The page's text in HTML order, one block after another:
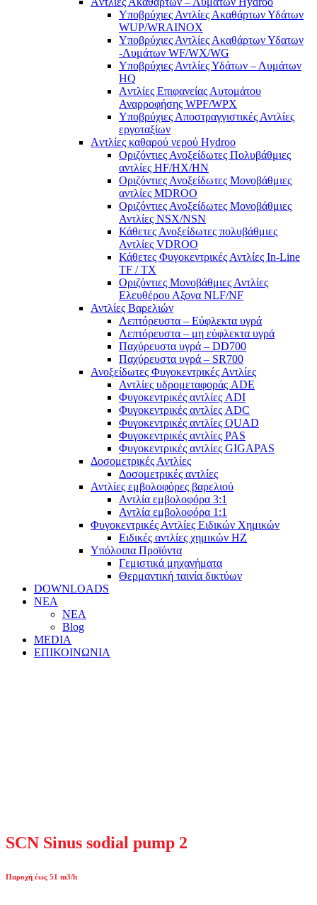
Υποβρύχιες Αντλίες Ακαθάρτων Υδάτων
WUP/WRAINOX
Υποβρύχιες Αντλίες Ακαθάρτων Υδατων
-Λυμάτων WF/WX/WG
Yποβρύχιες Αντλίες Υδάτων – Λυμάτων
ΗQ
Aντλίες Επιφανείας Αυτομάτου
Αναρροφήσης WPF/WPX
Υποβρύχιες Αποστραγγιστικές Αντλίες
εργοταξίων
Aντλίες καθαρού νερού Ηydroo
Οριζόντιες Ανοξείδωτες Πολυβάθμιες
αντλίες ΗF/HX/HN
Οριζόντιες Ανοξείδωτες Μονοβάθμιες
αντλίες ΜDROO
Οριζόντιες Ανοξείδωτες Μονοβάθμιες
Αντλίες ΝSX/NSN
Κάθετες Ανοξείδωτες πολυβάθμιες
Αντλίες VDROO
Κάθετες Φυγοκεντρικές Αντλίες In-Line
TF / TX
Oριζόντιες Μονοβάθμιες Αντλίες
Ελευθέρου Αξονα NLF/NF
Αντλίες Βαρελιών
Λεπτόρευστα – Εύφλεκτα υγρά
Λεπτόρευστα – μη εύφλεκτα υγρά
Παχύρευστα υγρά – DD700
Παχύρευστα υγρά – SR700
Ανοξείδωτες Φυγοκεντρικές Αντλίες
Αντλίες υδρομεταφοράς ADE
Φυγοκεντρικές αντλίες ADI
Φυγοκεντρικές αντλίες ADC
Φυγοκεντρικές αντλίες QUAD
Φυγοκεντρικές αντλίες PAS
Φυγοκεντρικές αντλίες GIGAPAS
Δοσομετρικές Αντλίες
Δοσομετρικές αντλίες
Αντλίες εμβολοφόρες βαρελιού
Αντλία εμβολοφόρα 3:1
Αντλία εμβολοφόρα 1:1
Φυγοκεντρικές Αντλίες Ειδικών Χημικών
Ειδικές αντλίες χημικών ΗΖ
Υπόλοιπα Προϊόντα
Γεμιστικά μηχανήματα
Θερμαντική ταινία δικτύων
DOWNLOADS
ΝΕΑ
ΝΕΑ
Blog
MEDIA
ΕΠΙΚΟΙΝΩΝΙΑ
SCN Sinus sodial pump 2
Παροχή έως 51 m3/h